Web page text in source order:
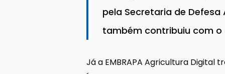
pela Secretaria de
também contribuiu com o
Já a EMBRAPA Agricultura Digital